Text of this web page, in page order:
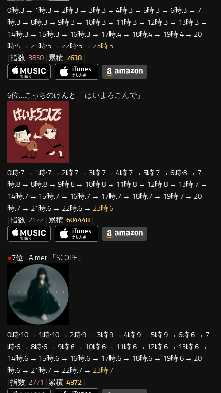
0時:3 → 1時:3 → 2時:3 → 3時:3 → 4時:3 → 5時:3 → 6時:3 → 7
時:3 → 8時:3 → 9時:3 → 10時:3 → 11時:3 → 12時:3 → 13時:3 →
14時:3 → 15時:3 → 16時:3 → 17時:4 → 18時:4 → 19時:4 → 20
時:4 → 21時:5 → 22時:5 → 23時:5
| 指数: 3860 | 累積: 7638 |
6位…こっちのけんと 「はいよろこんで 」
0時:7 → 1時:7 → 2時:7 → 3時:7 → 4時:7 → 5時:7 → 6時:8 → 7
時:8 → 8時:8 → 9時:8 → 10時:8 → 11時:8 → 12時:8 → 13時:7 →
14時:7 → 15時:7 → 16時:7 → 17時:7 → 18時:7 → 19時:7 → 20
時:7 → 21時:6 → 22時:6 → 23時:6
| 指数: 2122 | 累積: 604448 |
●7位…Aimer 「 SCOPE 」
0時:10 → 1時:10 → 2時:9 → 3時:9 → 4時:9 → 5時:9 → 6時:6 → 7
時:6 → 8時:6 → 9時:6 → 10時:6 → 11時:6 → 12時:6 → 13時:6 →
14時:6 → 15時:6 → 16時:6 → 17時:6 → 18時:6 → 19時:6 → 20
時:6 → 21時:7 → 22時:7 → 23時:7
| 指数: 2771 | 累積: 4372